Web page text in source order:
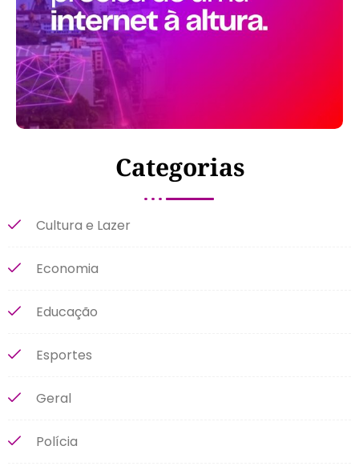
Categorias
Cultura e Lazer
Economia
Educação
Esportes
Geral
Polícia